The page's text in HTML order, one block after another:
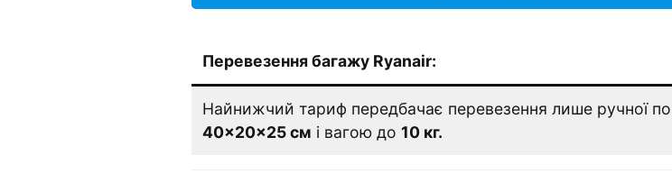
Перевезення багажу Ryanair:
Найнижчий тариф передбачає перевезення лише ручної
40×20×25 см і вагою до 10 кг.